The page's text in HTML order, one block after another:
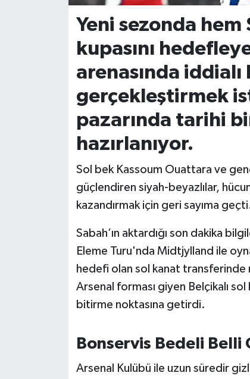
Yeni sezonda
kupasını
arenasında
gerçekleştirmek
pazarında tarihi
hazırlanıyor.
Sol bek Kassoum Ouattara ve
güçlendiren siyah-beyazlılar,
kazandırmak için geri sayıma
Sabah’ın aktardığı son dakika
Eleme Turu'nda Midtjylland ile
hedefi olan sol kanat transferinde
Arsenal forması giyen Belçikalı
bitirme noktasına getirdi.
Bonservis Bedeli Belli
Arsenal Kulübü ile uzun süredir
KENT GÜNDEMİ
MAGAZİN
Resmi İlanlar